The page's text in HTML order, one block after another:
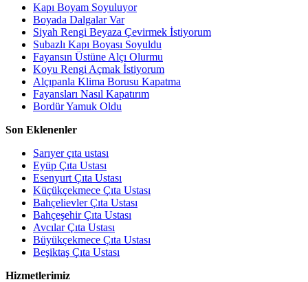
Kapı Boyam Soyuluyor
Boyada Dalgalar Var
Siyah Rengi Beyaza Çevirmek İstiyorum
Subazlı Kapı Boyası Soyuldu
Fayansın Üstüne Alçı Olurmu
Koyu Rengi Açmak İstiyorum
Alçıpanla Klima Borusu Kapatma
Fayansları Nasıl Kapatırım
Bordür Yamuk Oldu
Son Eklenenler
Sarıyer çıta ustası
Eyüp Çıta Ustası
Esenyurt Çıta Ustası
Küçükçekmece Çıta Ustası
Bahçelievler Çıta Ustası
Bahçeşehir Çıta Ustası
Avcılar Çıta Ustası
Büyükçekmece Çıta Ustası
Beşiktaş Çıta Ustası
Hizmetlerimiz